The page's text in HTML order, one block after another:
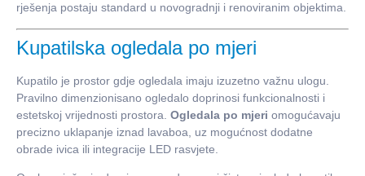
rješenja postaju standard u novogradnji i renoviranim objektima.
Kupatilska ogledala po mjeri
Kupatilo je prostor gdje ogledala imaju izuzetno važnu ulogu.
Pravilno dimenzionisano ogledalo doprinosi funkcionalnosti i
estetskoj vrijednosti prostora. Ogledala po mjeri omogućavaju
precizno uklapanje iznad lavaboa, uz mogućnost dodatne
obrade ivica ili integracije LED rasvjete.